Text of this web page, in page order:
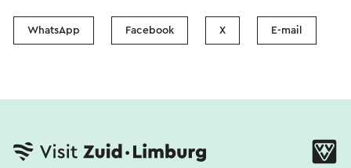
WhatsApp Facebook X E-mail